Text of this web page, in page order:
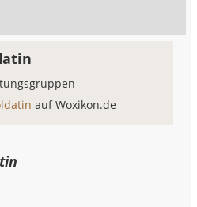
auf Woxikon.de